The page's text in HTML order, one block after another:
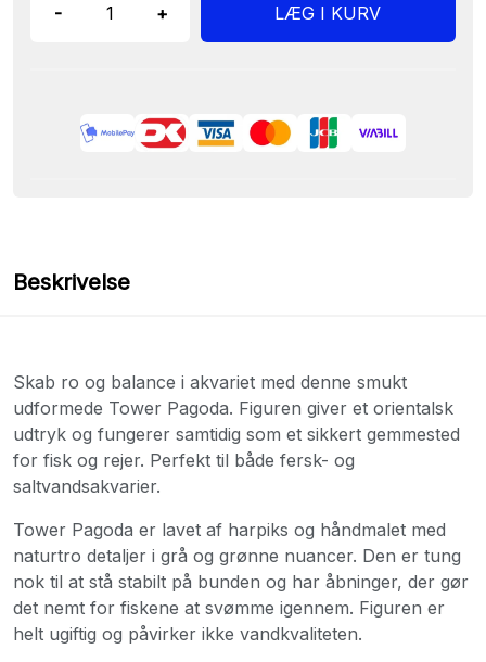
- + LÆG I KURV
Beskrivelse
Skab ro og balance i akvariet med denne smukt
udformede Tower Pagoda. Figuren giver et orientalsk
udtryk og fungerer samtidig som et sikkert gemmested
for fisk og rejer. Perfekt til både fersk- og
saltvandsakvarier.
Tower Pagoda er lavet af harpiks og håndmalet med
naturtro detaljer i grå og grønne nuancer. Den er tung
nok til at stå stabilt på bunden og har åbninger, der gør
det nemt for fiskene at svømme igennem. Figuren er
helt ugiftig og påvirker ikke vandkvaliteten.